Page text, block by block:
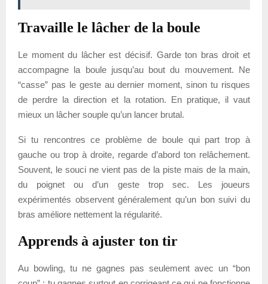
Travaille le lâcher de la boule
Le moment du lâcher est décisif. Garde ton bras droit et
accompagne la boule jusqu’au bout du mouvement. Ne
“casse” pas le geste au dernier moment, sinon tu risques
de perdre la direction et la rotation. En pratique, il vaut
mieux un lâcher souple qu’un lancer brutal.
Si tu rencontres ce problème de boule qui part trop à
gauche ou trop à droite, regarde d’abord ton relâchement.
Souvent, le souci ne vient pas de la piste mais de la main,
du poignet ou d’un geste trop sec. Les joueurs
expérimentés observent généralement qu’un bon suivi du
bras améliore nettement la régularité.
Apprends à ajuster ton tir
Au bowling, tu ne gagnes pas seulement avec un “bon